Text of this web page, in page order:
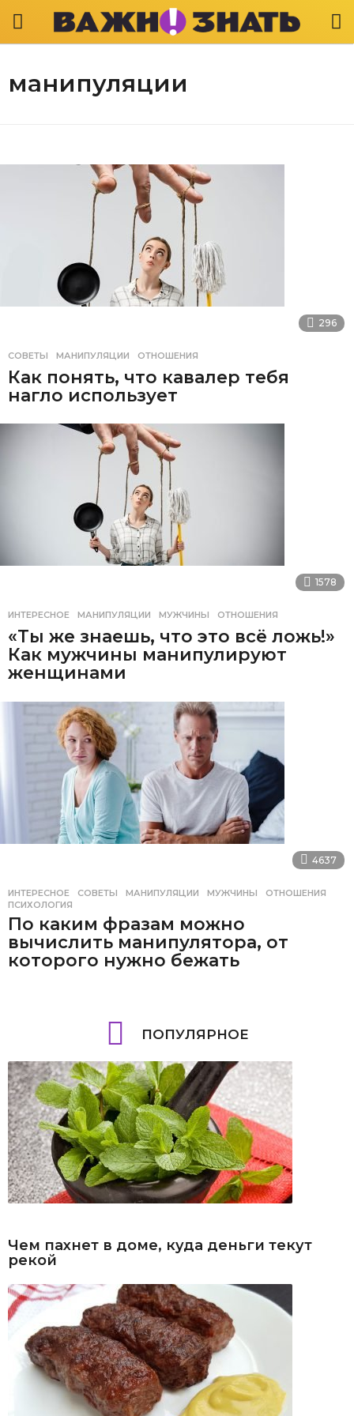
манипуляции
296
СОВЕТЫ МАНИПУЛЯЦИИ ,ОТНОШЕНИЯ
Как понять, что кавалер тебя
нагло использует
1578
ИНТЕРЕСНОЕ МАНИПУЛЯЦИИ ,МУЖЧИНЫ ,ОТНОШЕНИЯ
«Ты же знаешь, что это всё ложь!»
Как мужчины манипулируют
женщинами
4637
ИНТЕРЕСНОЕ ,СОВЕТЫ МАНИПУЛЯЦИИ ,МУЖЧИНЫ ,ОТНОШЕНИЯ
ПСИХОЛОГИЯ
По каким фразам можно
вычислить манипулятора, от
которого нужно бежать
ПОПУЛЯРНОЕ
Чем пахнет в доме, куда деньги текут
рекой